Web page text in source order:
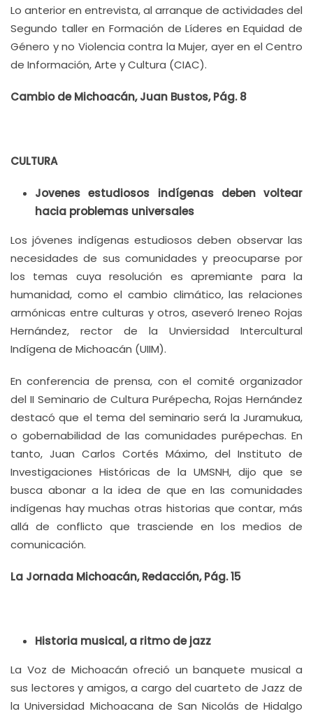
Lo anterior en entrevista, al arranque de actividades del
Segundo taller en Formación de Líderes en Equidad de
Género y no Violencia contra la Mujer, ayer en el Centro
de Información, Arte y Cultura (CIAC).
Cambio de Michoacán, Juan Bustos, Pág. 8
CULTURA
Jovenes estudiosos indígenas deben voltear
hacia problemas universales
Los jóvenes indígenas estudiosos deben observar las
necesidades de sus comunidades y preocuparse por
los temas cuya resolución es apremiante para la
humanidad, como el cambio climático, las relaciones
armónicas entre culturas y otros, aseveró Ireneo Rojas
Hernández, rector de la Unviersidad Intercultural
Indígena de Michoacán (UIIM).
En conferencia de prensa, con el comité organizador
del II Seminario de Cultura Purépecha, Rojas Hernández
destacó que el tema del seminario será la Juramukua,
o gobernabilidad de las comunidades purépechas. En
tanto, Juan Carlos Cortés Máximo, del Instituto de
Investigaciones Históricas de la UMSNH, dijo que se
busca abonar a la idea de que en las comunidades
indígenas hay muchas otras historias que contar, más
allá de conflicto que trasciende en los medios de
comunicación.
La Jornada Michoacán, Redacción, Pág. 15
Historia musical, a ritmo de jazz
La Voz de Michoacán ofreció un banquete musical a
sus lectores y amigos, a cargo del cuarteto de Jazz de
la Universidad Michoacana de San Nicolás de Hidalgo